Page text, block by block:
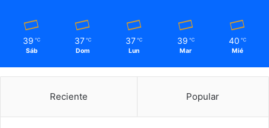
39 ℃
Sáb
37 ℃
Dom
37 ℃
Lun
39 ℃
Mar
40 ℃
Mié
Reciente Popular